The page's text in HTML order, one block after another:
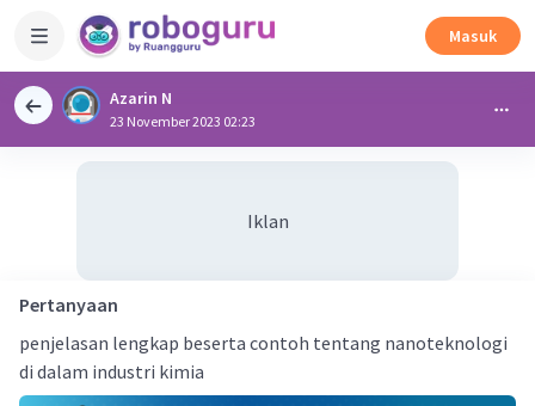
Masuk
Azarin N
23 November 2023 02:23
Iklan
Pertanyaan
penjelasan lengkap beserta contoh tentang nanoteknologi
di dalam industri kimia